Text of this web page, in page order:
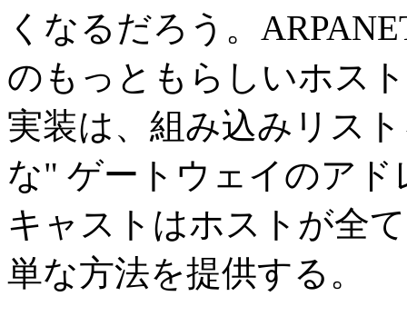
くなるだろう。
のもっともらしいホス
実装は、組み込みリス
な" ゲートウェイのア
キャストはホストが全
単な方法を提供する。